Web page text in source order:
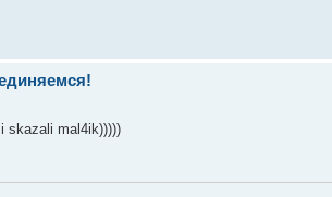
skazali mal4ik)))))